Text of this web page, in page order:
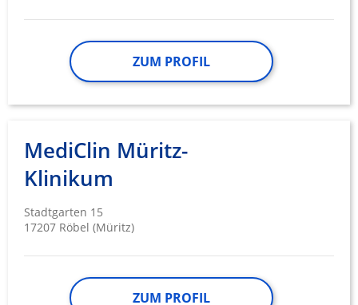
ZUM PROFIL
MediClin Müritz-
Klinikum
Stadtgarten 15
17207 Röbel (Müritz)
ZUM PROFIL